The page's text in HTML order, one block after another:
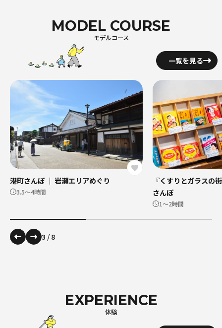
モデルコース
MODEL COURSE
一覧を見る
港町さんぽ ｜ 岩瀬エリアめぐり
3.5〜4時間
『くすりとガラスの
さんぽ
1～2時間
3 / 8
体験
EXPERIENCE